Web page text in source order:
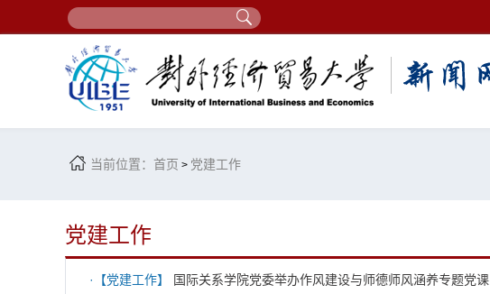
当前位置： 首页 > 党建工作
党建工作
·【党建工作】 国际关系学院党委举办作风建设与师德师风涵养专题党课